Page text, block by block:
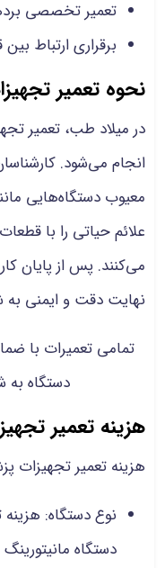
تعمیر تخصصی
برقراری ارتباط
نحوه تعمیر
در میلاد طب، تعمیر
انجام می‌شود.
معیوب دستگاه‌هایی
علائم حیاتی را با
می‌کنند. پس از پایان
نهایت دقت و ایمنی به
تمامی تعمیرات با
دستگاه به
هزینه تعمیر
هزینه تعمیر تجهیزات
نوع دستگاه:
دستگاه